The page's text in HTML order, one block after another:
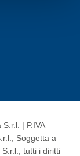
| P.IVA
Soggetta a
tutti i diritti